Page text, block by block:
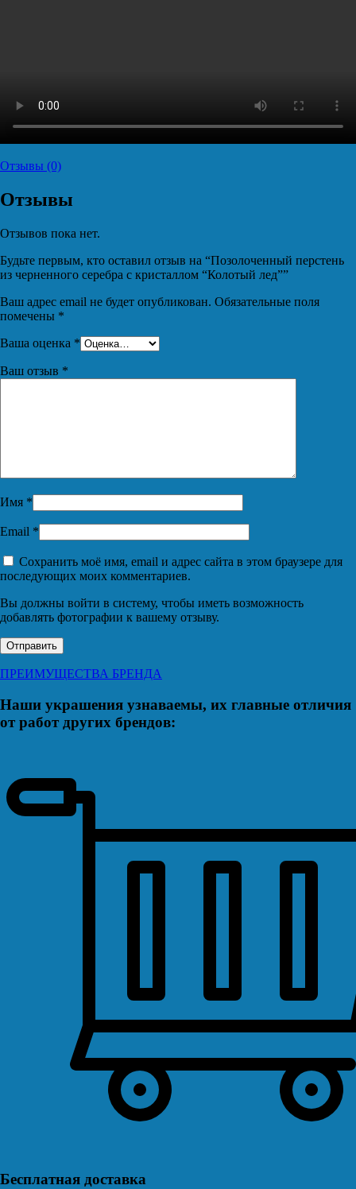
Отзывы (0)
Отзывы
Отзывов пока нет.
Будьте первым, кто оставил отзыв на “Позолоченный перстень
из черненного серебра с кристаллом “Колотый лед””
Ваш адрес email не будет опубликован. Обязательные поля
помечены *
Ваша оценка *
Ваш отзыв *
Имя *
Email *
Сохранить моё имя, email и адрес сайта в этом браузере для
последующих моих комментариев.
Вы должны войти в систему, чтобы иметь возможность
добавлять фотографии к вашему отзыву.
ПРЕИМУЩЕСТВА БРЕНДА
Наши украшения узнаваемы, их главные отличия
от работ других брендов:
Бесплатная доставка